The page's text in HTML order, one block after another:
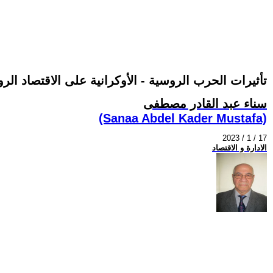
تأثيرات الحرب الروسية - الأوكرانية على الاقتصاد
سناء عبد القادر مصطفى
(Sanaa Abdel Kader Mustafa)
2023 / 1 / 17
الادارة و الاقتصاد